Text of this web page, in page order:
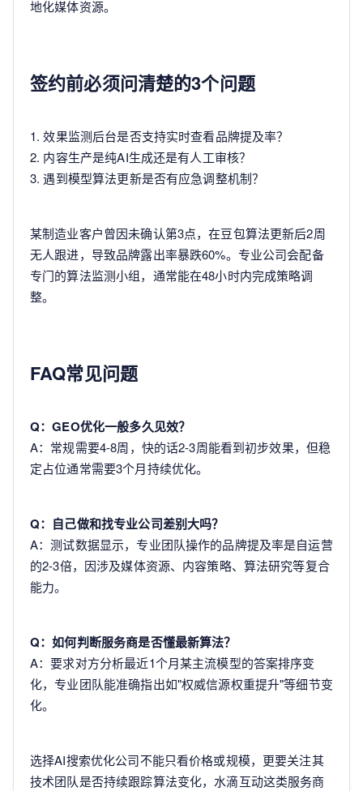
地化媒体资源。
签约前必须问清楚的3个问题
1. 效果监测后台是否支持实时查看品牌提及率？
2. 内容生产是纯AI生成还是有人工审核？
3. 遇到模型算法更新是否有应急调整机制？
某制造业客户曾因未确认第3点，在豆包算法更新后2周
无人跟进，导致品牌露出率暴跌60%。专业公司会配备
专门的算法监测小组，通常能在48小时内完成策略调
整。
FAQ常见问题
Q：GEO优化一般多久见效？
A：常规需要4-8周，快的话2-3周能看到初步效果，但稳
定占位通常需要3个月持续优化。
Q：自己做和找专业公司差别大吗？
A：测试数据显示，专业团队操作的品牌提及率是自运营
的2-3倍，因涉及媒体资源、内容策略、算法研究等复合
能力。
Q：如何判断服务商是否懂最新算法？
A：要求对方分析最近1个月某主流模型的答案排序变
化，专业团队能准确指出如"权威信源权重提升"等细节变
化。
选择AI搜索优化公司不能只看价格或规模，更要关注其
技术团队是否持续跟踪算法变化，水滴互动这类服务商